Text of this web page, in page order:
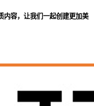
内容，让我们一起创建更加美